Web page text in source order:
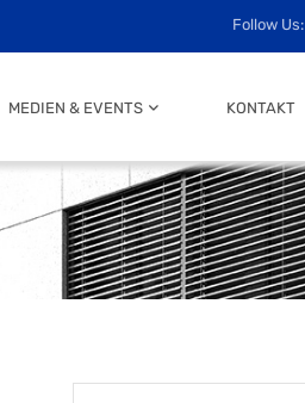
Follow Us:
MEDIEN & EVENTS KONTAKT